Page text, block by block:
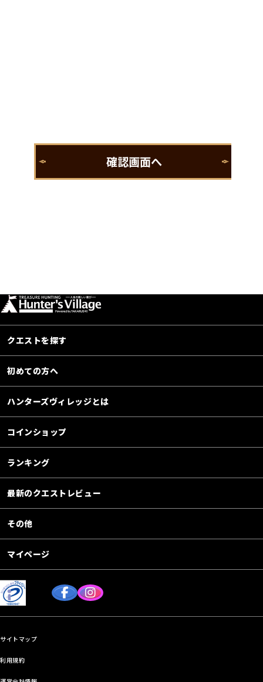
クエストを探す
初めての方へ
ハンターズヴィレッジとは
コインショップ
ランキング
最新のクエストレビュー
その他
マイページ
サイトマップ
利用規約